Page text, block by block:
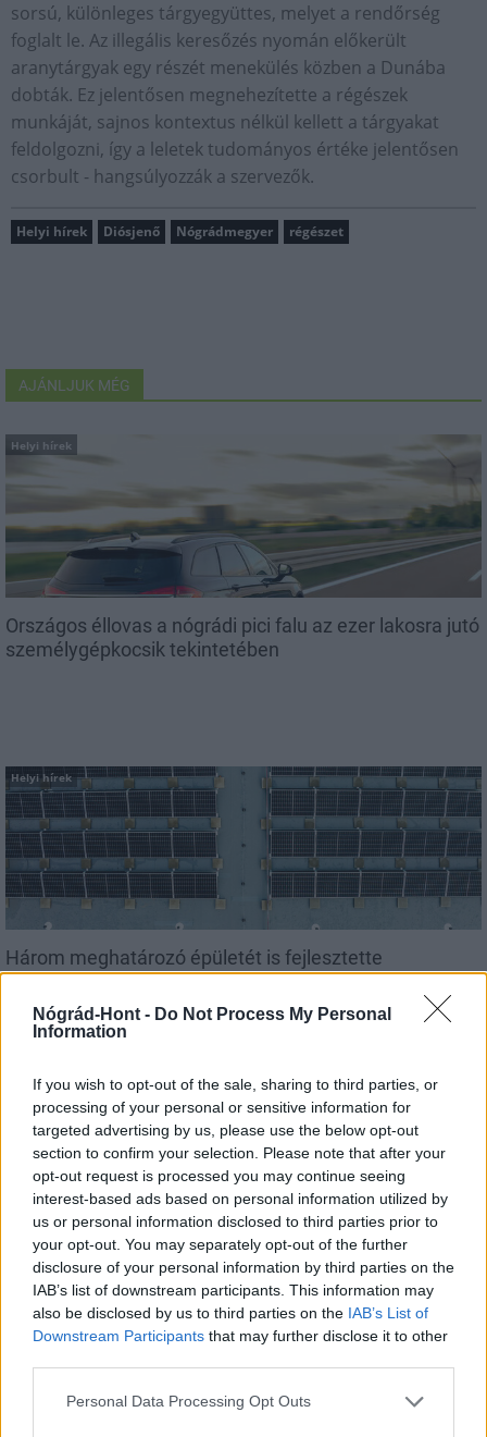
Nógrád-Hont - Do Not Process My Personal
Information
If you wish to opt-out of the sale, sharing to third parties, or
processing of your personal or sensitive information for
targeted advertising by us, please use the below opt-out
section to confirm your selection. Please note that after your
opt-out request is processed you may continue seeing
interest-based ads based on personal information utilized by
us or personal information disclosed to third parties prior to
your opt-out. You may separately opt-out of the further
disclosure of your personal information by third parties on the
IAB’s list of downstream participants. This information may
also be disclosed by us to third parties on the IAB’s List of
Downstream Participants that may further disclose it to other
Please note that this website/app uses one or more Google
Personal Data Processing Opt Outs
sorsú, különleges tárgyegyüttes, melyet a rendőrség
foglalt le. Az illegális keresőzés nyomán előkerült
aranytárgyak egy részét menekülés közben a Dunába
dobták. Ez jelentősen megnehezítette a régészek
munkáját, sajnos kontextus nélkül kellett a tárgyakat
feldolgozni, így a leletek tudományos értéke jelentősen
csorbult - hangsúlyozzák a szervezők.
Helyi hírek Diósjenő Nógrádmegyer régészet
AJÁNLJUK MÉG
Helyi hírek
Országos éllovas a nógrádi pici falu az ezer lakosra jutó
személygépkocsik tekintetében
Helyi hírek
Három meghatározó épületét is fejlesztette
Salgótarján
Helyi hírek
Vasárnap Nógrádot is eléri a legmagasabb
figyelmeztetés